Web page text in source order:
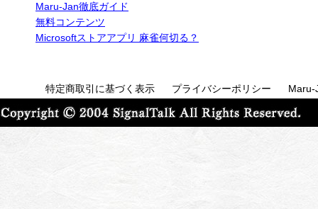
Maru-Jan徹底ガイド
無料コンテンツ
Microsoftストアアプリ 麻雀何切る？
特定商取引に基づく表示 プライバシーポリシー Maru-